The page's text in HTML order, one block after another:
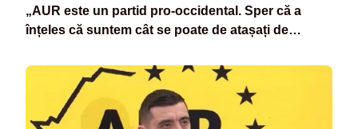
„AUR este un partid pro-occidental. Sper că a
înțeles că suntem cât se poate de atașați de